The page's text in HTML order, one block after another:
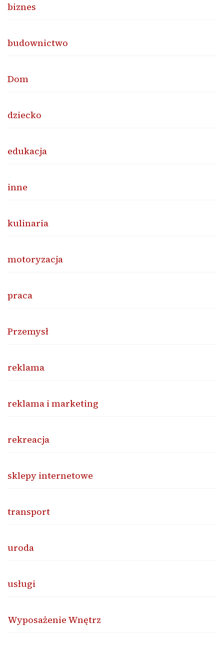
biznes
budownictwo
Dom
dziecko
edukacja
inne
kulinaria
motoryzacja
praca
Przemysł
reklama
reklama i marketing
rekreacja
sklepy internetowe
transport
uroda
usługi
Wyposażenie Wnętrz